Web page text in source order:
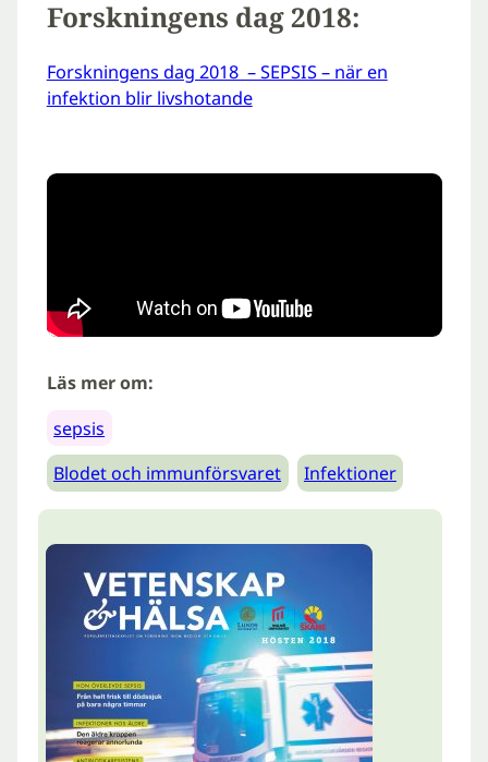
Forskningens dag 2018:
Forskningens dag 2018 – SEPSIS – när en
infektion blir livshotande
Läs mer om:
sepsis
Blodet och immunförsvaret
Infektioner